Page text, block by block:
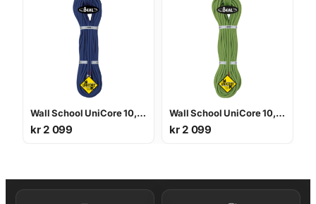
Wall School UniCore 10,2 mm 40 m
kr2 099
Wall School UniCore 10,2 mm 40 m
kr2 099